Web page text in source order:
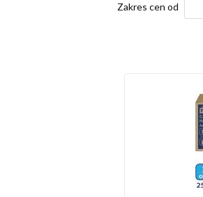
Zakres cen od